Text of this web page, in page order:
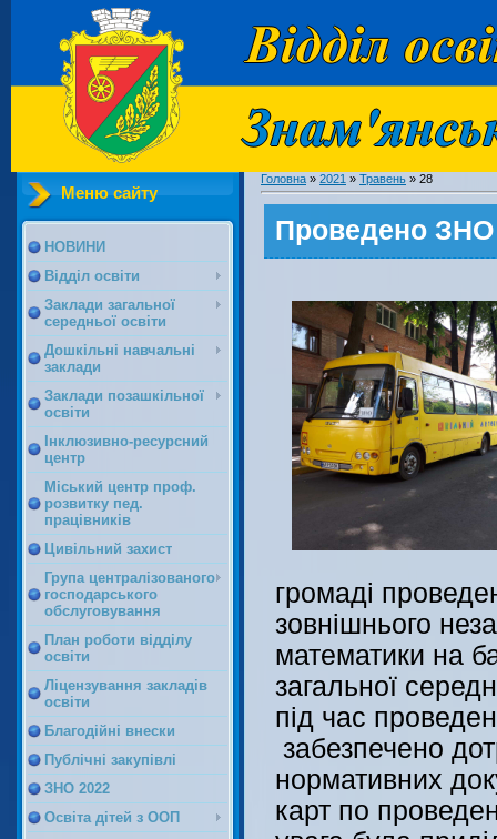
Меню сайту
НОВИНИ
Відділ освіти
Заклади загальної
середньої освіти
Дошкільні навчальні
заклади
Заклади позашкільної
освіти
Інклюзивно-ресурсний
центр
Міський центр проф.
розвитку пед.
працівників
Цивільний захист
Група централізованого
господарського
обслуговування
План роботи відділу
освіти
Ліцензування закладів
освіти
Благодійні внески
Публічні закупівлі
ЗНО 2022
Освіта дітей з ООП
Головна » 2021 » Травень » 28
Проведено ЗНО
громаді
зовнішнього
математики на
загальної
під час
забезпечено
нормативних
карт по